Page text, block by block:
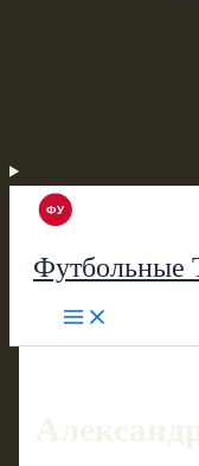
Футбольные